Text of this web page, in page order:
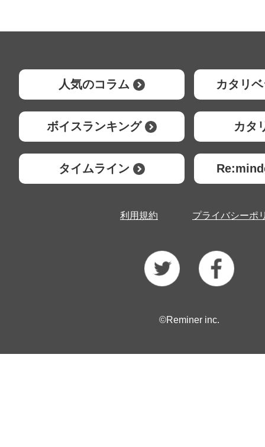
人気のコラム カタリ
ボイスランキング カタ
タイムライン
利用規約 プライバシーポ
©Reminer inc.